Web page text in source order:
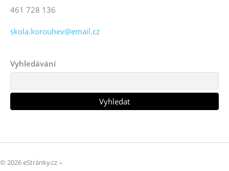
461 728 136
skola.korouhev@email.cz
Vyhledávání
© 2026 eStránky.cz